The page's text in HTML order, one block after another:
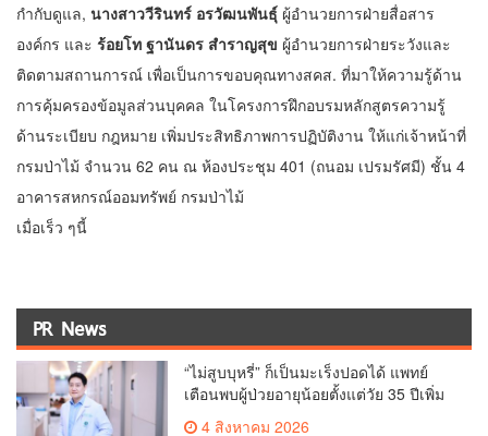
กำกับดูแล, นางสาววีรินทร์ อรวัฒนพันธุ์ ผู้อำนวยการฝ่ายสื่อสาร
องค์กร และ ร้อยโท ฐานันดร สำราญสุข ผู้อำนวยการฝ่ายระวังและ
ติดตามสถานการณ์ เพื่อเป็นการขอบคุณทางสคส. ที่มาให้ความรู้ด้าน
การคุ้มครองข้อมูลส่วนบุคคล ในโครงการฝึกอบรมหลักสูตรความรู้
ด้านระเบียบ กฎหมาย เพิ่มประสิทธิภาพการปฏิบัติงาน ให้แก่เจ้าหน้าที่
กรมป่าไม้ จำนวน 62 คน ณ ห้องประชุม 401 (ถนอม เปรมรัศมี) ชั้น 4
อาคารสหกรณ์ออมทรัพย์ กรมป่าไม้
เมื่อเร็ว ๆนี้
PR News
“ไม่สูบบุหรี่” ก็เป็นมะเร็งปอดได้ แพทย์
เตือนพบผู้ป่วยอายุน้อยตั้งแต่วัย 35 ปีเพิ่ม
4 สิงหาคม 2026